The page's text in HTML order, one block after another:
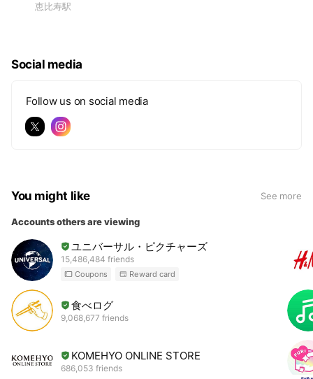
恵比寿駅
Social media
Follow us on social media
You might like See more
Accounts others are viewing
ユニバーサル・ピクチャーズ
15,486,484 friends
Coupons Reward card
食べログ
9,068,677 friends
KOMEHYO ONLINE STORE
686,053 friends